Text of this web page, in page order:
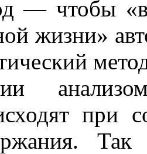
— чтобы
жизни»
при